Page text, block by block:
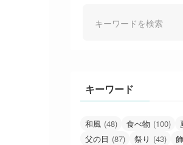
キーワード
和風 (48) 食べ物 (100)
父の日 (87) 祭り (43)